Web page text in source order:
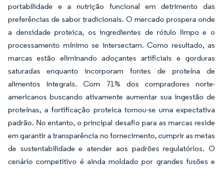
portabilidade e a nutrição funcional em detrimento das
preferências de sabor tradicionais. O mercado prospera onde
a densidade proteica, os ingredientes de rótulo limpo e o
processamento mínimo se intersectam. Como resultado, as
marcas estão eliminando adoçantes artificiais e gorduras
saturadas enquanto incorporam fontes de proteína de
alimentos integrais. Com 71% dos compradores norte-
americanos buscando ativamente aumentar sua ingestão de
proteínas, a fortificação proteica tornou-se uma expectativa
padrão. No entanto, o principal desafio para as marcas reside
em garantir a transparência no fornecimento, cumprir as metas
de sustentabilidade e atender aos padrões regulatórios. O
cenário competitivo é ainda moldado por grandes fusões e